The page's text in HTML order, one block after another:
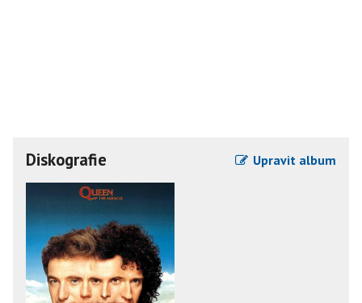
Diskografie Upravit album